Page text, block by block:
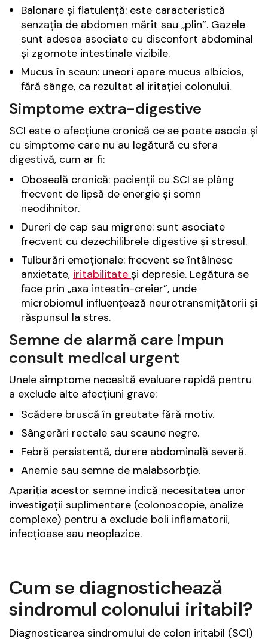
Balonare și flatulență: este caracteristică
senzația de abdomen mărit sau „plin”. Gazele
sunt adesea asociate cu disconfort abdominal
și zgomote intestinale vizibile.
Mucus în scaun: uneori apare mucus albicios,
fără sânge, ca rezultat al iritației colonului.
Simptome extra-digestive
SCI este o afecțiune cronică ce se poate asocia și
cu simptome care nu au legătură cu sfera
digestivă, cum ar fi:
Oboseală cronică: pacienții cu SCI se plâng
frecvent de lipsă de energie și somn
neodihnitor.
Dureri de cap sau migrene: sunt asociate
frecvent cu dezechilibrele digestive și stresul.
Tulburări emoționale: frecvent se întâlnesc
anxietate, iritabilitate și depresie. Legătura se
face prin „axa intestin-creier”, unde
microbiomul influențează neurotransmițătorii și
răspunsul la stres.
Semne de alarmă care impun
consult medical urgent
Unele simptome necesită evaluare rapidă pentru
a exclude alte afecțiuni grave:
Scădere bruscă în greutate fără motiv.
Sângerări rectale sau scaune negre.
Febră persistentă, durere abdominală severă.
Anemie sau semne de malabsorbție.
Apariția acestor semne indică necesitatea unor
investigații suplimentare (colonoscopie, analize
complexe) pentru a exclude boli inflamatorii,
infecțioase sau neoplazice.
Cum se diagnostichează
sindromul colonului iritabil?
Diagnosticarea sindromului de colon iritabil (SCI)